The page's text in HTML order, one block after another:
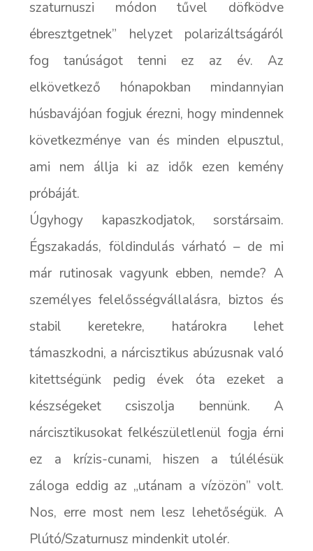
szaturnuszi módon tűvel döfködve
ébresztgetnek” helyzet polarizáltságáról
fog tanúságot tenni ez az év. Az
elkövetkező hónapokban mindannyian
húsbavájóan fogjuk érezni, hogy mindennek
következménye van és minden elpusztul,
ami nem állja ki az idők ezen kemény
próbáját.
Úgyhogy kapaszkodjatok, sorstársaim.
Égszakadás, földindulás várható – de mi
már rutinosak vagyunk ebben, nemde? A
személyes felelősségvállalásra, biztos és
stabil keretekre, határokra lehet
támaszkodni, a nárcisztikus abúzusnak való
kitettségünk pedig évek óta ezeket a
készségeket csiszolja bennünk. A
nárcisztikusokat felkészületlenül fogja érni
ez a krízis-cunami, hiszen a túlélésük
záloga eddig az „utánam a vízözön” volt.
Nos, erre most nem lesz lehetőségük. A
Plútó/Szaturnusz mindenkit utolér.